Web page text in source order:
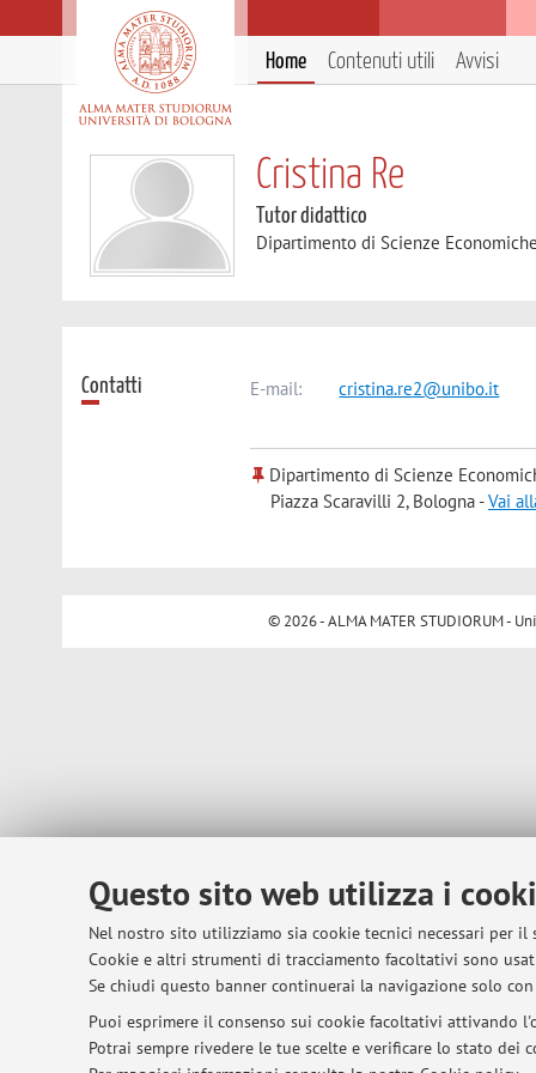
Questo sito web utilizza i
Nel nostro sito utilizziamo sia cookie tecnici necessari per
Cookie e altri strumenti di tracciamento facoltativi sono
Se chiudi questo banner continuerai la navigazione solo
Puoi esprimere il consenso sui cookie facoltativi attivando
Potrai sempre rivedere le tue scelte e verificare lo stato dei
Home Contenuti utili Avvisi
Cristina Re
Tutor didattico
Dipartimento di Scienze
Contatti E-mail: cristina.re2@unibo.it
Dipartimento di Scienze
Piazza Scaravilli 2, Bologna -Vai
© 2026 - ALMA MATER STUDIORUM -